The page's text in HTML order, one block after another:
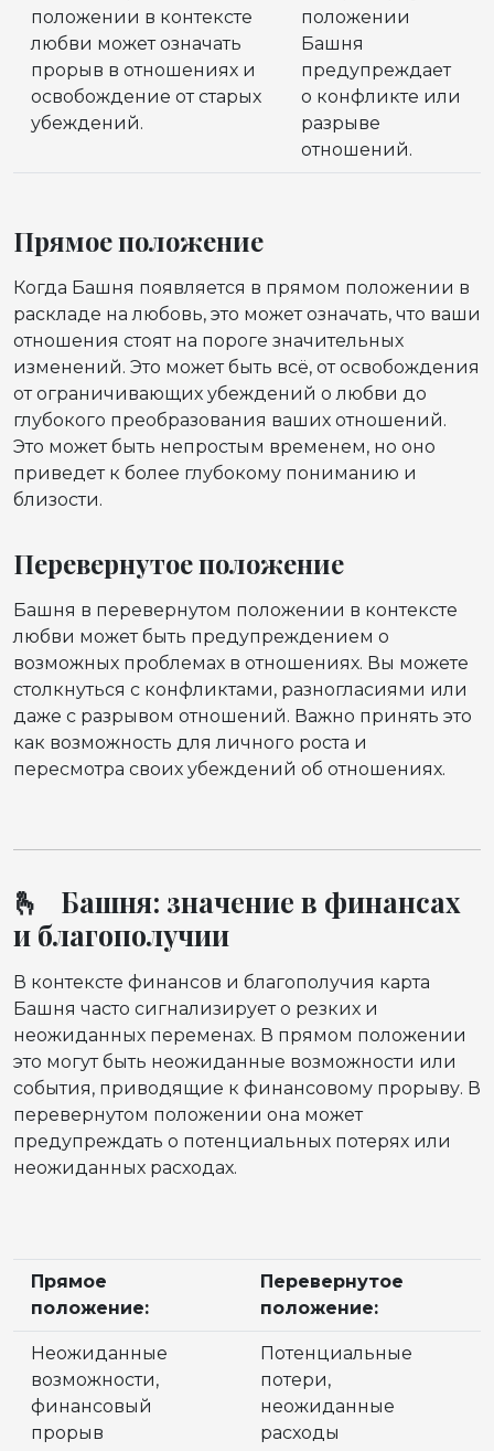
положении в контексте
любви может означать
прорыв в отношениях и
освобождение от старых
убеждений.
положении
Башня
предупреждает
о конфликте или
разрыве
отношений.
Прямое положение
Когда Башня появляется в прямом положении в
раскладе на любовь, это может означать, что ваши
отношения стоят на пороге значительных
изменений. Это может быть всё, от освобождения
от ограничивающих убеждений о любви до
глубокого преобразования ваших отношений.
Это может быть непростым временем, но оно
приведет к более глубокому пониманию и
близости.
Перевернутое положение
Башня в перевернутом положении в контексте
любви может быть предупреждением о
возможных проблемах в отношениях. Вы можете
столкнуться с конфликтами, разногласиями или
даже с разрывом отношений. Важно принять это
как возможность для личного роста и
пересмотра своих убеждений об отношениях.
🫰 Башня: значение в финансах
и благополучии
В контексте финансов и благополучия карта
Башня часто сигнализирует о резких и
неожиданных переменах. В прямом положении
это могут быть неожиданные возможности или
события, приводящие к финансовому прорыву. В
перевернутом положении она может
предупреждать о потенциальных потерях или
неожиданных расходах.
Прямое
положение:
Перевернутое
положение:
Неожиданные
возможности,
финансовый
прорыв
Потенциальные
потери,
неожиданные
расходы